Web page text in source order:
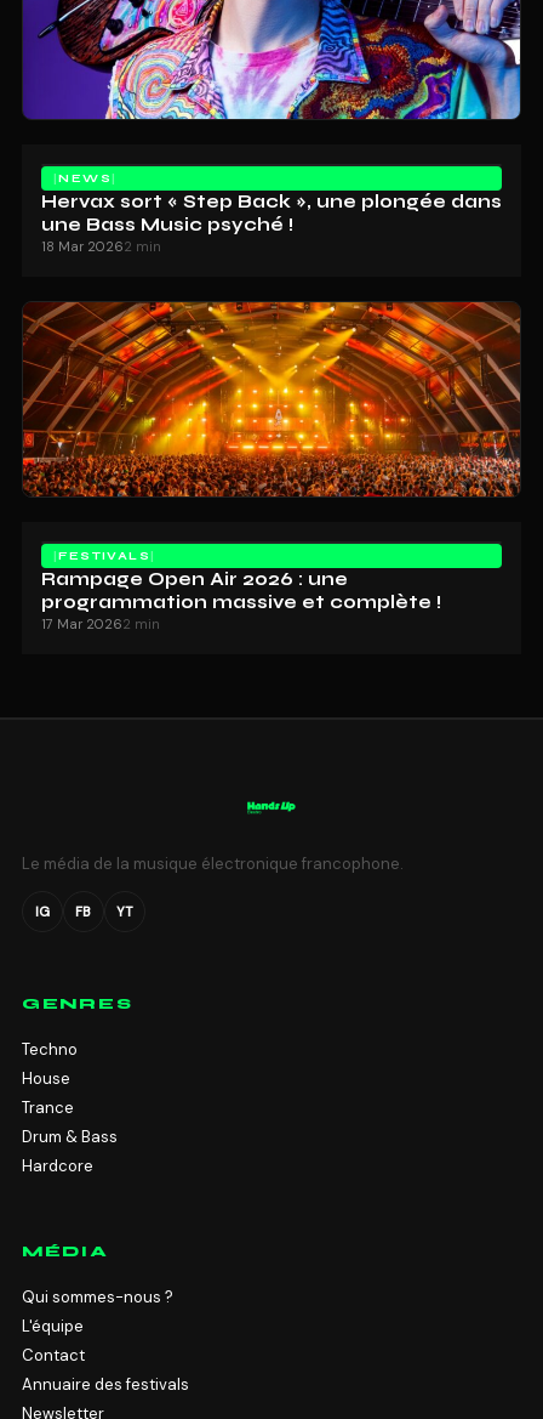
NEWS
Hervax sort « Step Back », une plongée dans
une Bass Music psyché !
18 Mar 20262 min
FESTIVALS
Rampage Open Air 2026 : une
programmation massive et complète !
17 Mar 20262 min
Le média de la musique électronique francophone.
IG FB YT
GENRES
Techno
House
Trance
Drum & Bass
Hardcore
MÉDIA
Qui sommes-nous ?
L'équipe
Contact
Annuaire des festivals
Newsletter